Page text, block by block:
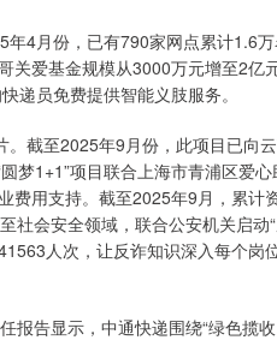
4月份，已有790家网点累计1.6万
关爱基金规模从3000万元增至2亿
递员免费提供智能义肢服务。
截至2025年9月份，此项目已向
梦1+1”项目联合上海市青浦区爱
费用支持。截至2025年9月，累计
社会安全领域，联合公安机关启动
人次，让反诈知识深入每个岗
告显示，中通快递围绕“绿色揽